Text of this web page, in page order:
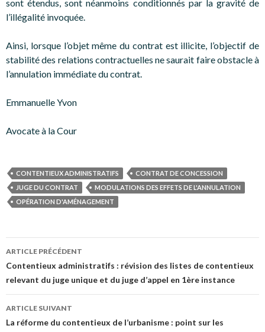
sont étendus, sont néanmoins conditionnés par la gravité de
l’illégalité invoquée.
Ainsi, lorsque l’objet même du contrat est illicite, l’objectif de
stabilité des relations contractuelles ne saurait faire obstacle à
l’annulation immédiate du contrat.
Emmanuelle Yvon
Avocate à la Cour
CONTENTIEUX ADMINISTRATIFS
CONTRAT DE CONCESSION
JUGE DU CONTRAT
MODULATIONS DES EFFETS DE L'ANNULATION
OPÉRATION D'AMÉNAGEMENT
Navigation
des
articles
ARTICLE PRÉCÉDENT
Contentieux administratifs : révision des listes de contentieux
relevant du juge unique et du juge d’appel en 1ère instance
ARTICLE SUIVANT
La réforme du contentieux de l’urbanisme : point sur les